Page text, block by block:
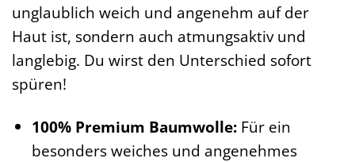
unglaublich weich und angenehm auf der
Haut ist, sondern auch atmungsaktiv und
langlebig. Du wirst den Unterschied sofort
spüren!
100% Premium Baumwolle:Für ein
besonders weiches und angenehmes